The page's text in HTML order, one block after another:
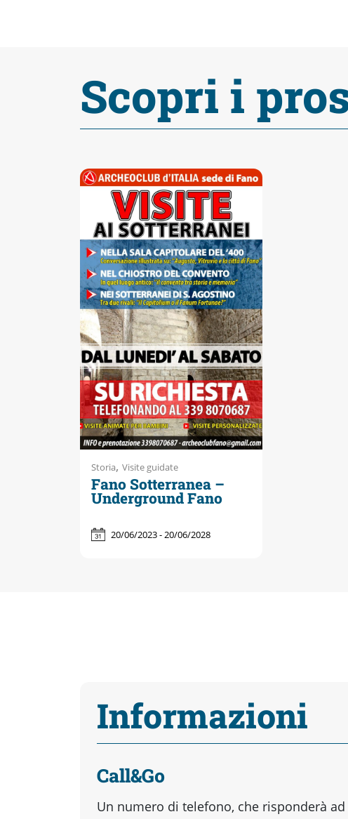
storici
Informazioni
Guide
Fano
Accessibili
Scopri i
Storia, Visite guidate
Fano Sotterranea –
Underground Fano
20/06/2023 - 20/06/2028
Informazioni
Call&Go
Un numero di telefono, che risponderà